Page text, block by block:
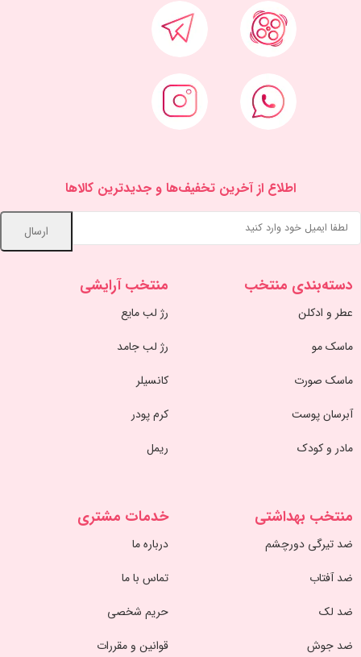
اطلاع از آخرین تخفیف‌ها و جدیدترین کالاها
دسته‌بندی منتخب
عطر و ادکلن
ماسک مو
ماسک صورت
آبرسان پوست
مادر و کودک
منتخب آرایشی
رژ لب مایع
رژ لب جامد
کانسیلر
کرم پودر
ریمل
منتخب بهداشتی
ضد تیرگی دورچشم
ضد آفتاب
ضد لک
ضد جوش
خدمات مشتری
درباره ما
تماس با ما
حریم شخصی
قوانین و مقررات